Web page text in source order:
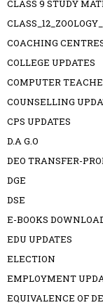
CLASS 9 STUDY
COACHING
COLLEGE UPDATES
COMPUTER
COUNSELLING
CPS UPDATES
D.A G.O
DEO TRANSFER-
DGE
DSE
E-BOOKS
EDU UPDATES
ELECTION
EMPLOYMENT
EQUIVALENCE OF